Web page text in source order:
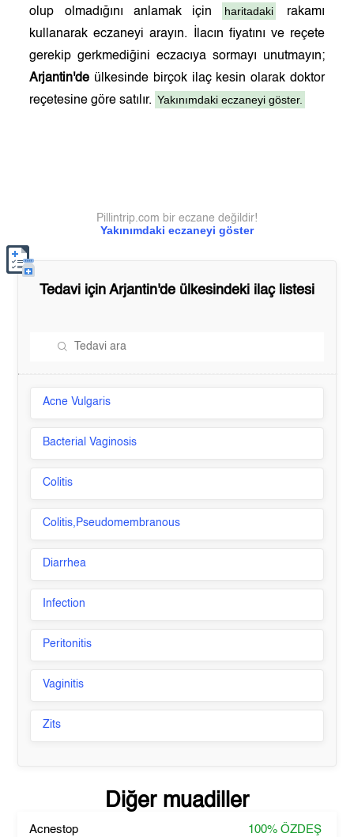
olup olmadığını anlamak için haritadaki
rakamı
kullanarak eczaneyi arayın. İlacın fiyatını ve reçete
gerekip gerkmediğini eczacıya sormayı unutmayın;
Arjantin'de ülkesinde birçok ilaç kesin olarak doktor
reçetesine göre satılır. Yakınımdaki eczaneyi göster.
Yakınımdaki eczaneyi göster
Pillintrip.com bir eczane değildir!
Tedavi için Arjantin'de ülkesindeki ilaç listesi
Acne Vulgaris
Bacterial Vaginosis
Colitis
Colitis,Pseudomembranous
Diarrhea
Infection
Peritonitis
Vaginitis
Zits
Diğer muadiller
Acnestop 100% ÖZDEŞ